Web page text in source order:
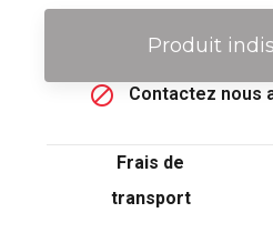
 Contactez nous
Frais de
transport